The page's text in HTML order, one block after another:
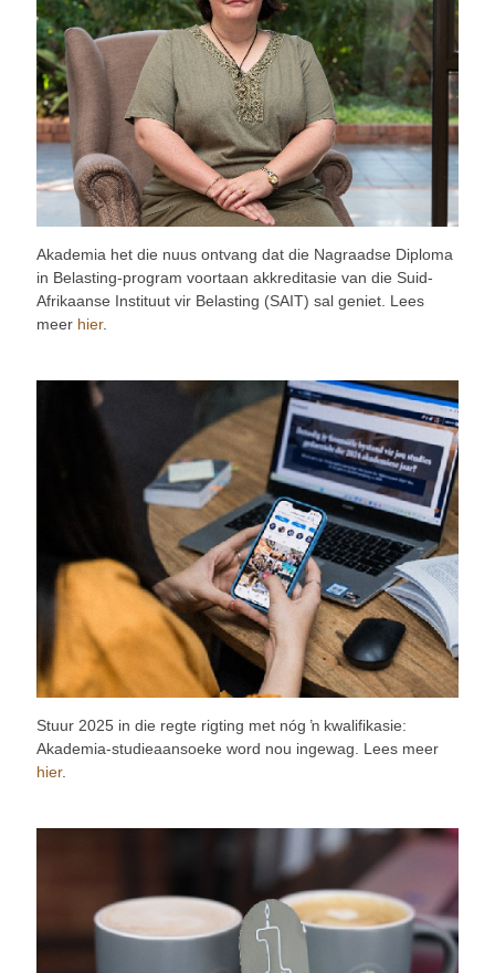
Akademia het die nuus ontvang dat die Nagraadse Diploma
in Belasting-program voortaan akkreditasie van die Suid-
Afrikaanse Instituut vir Belasting (SAIT) sal geniet. Lees
meer hier.
Stuur 2025 in die regte rigting met nóg ŉ kwalifikasie:
Akademia-studieaansoeke word nou ingewag. Lees meer
hier.